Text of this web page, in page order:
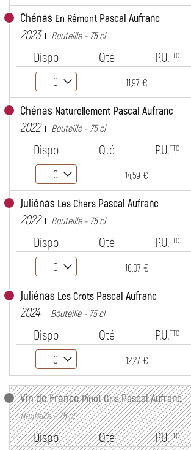
Chénas En Rémont Pascal Aufranc
2023 Bouteille - 75 cl
Dispo Qté P.U.TTC
11,97 €
Chénas Naturellement Pascal Aufranc
2022 Bouteille - 75 cl
Dispo Qté P.U.TTC
14,59 €
Juliénas Les Chers Pascal Aufranc
2022 Bouteille - 75 cl
Dispo Qté P.U.TTC
16,07 €
Juliénas Les Crots Pascal Aufranc
2024 Bouteille - 75 cl
Dispo Qté P.U.TTC
12,27 €
Vin de France Pinot Gris Pascal Aufranc
Bouteille - 75 cl
Dispo Qté P.U.TTC